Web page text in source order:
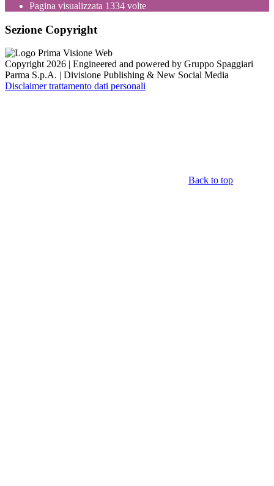
Pagina visualizzata 1334 volte
Sezione Copyright
Copyright 2026 | Engineered and powered by Gruppo Spaggiari
Parma S.p.A. | Divisione Publishing & New Social Media
Disclaimer trattamento dati personali
Back to top